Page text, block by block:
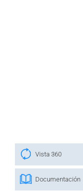
Vista 360
Documentación